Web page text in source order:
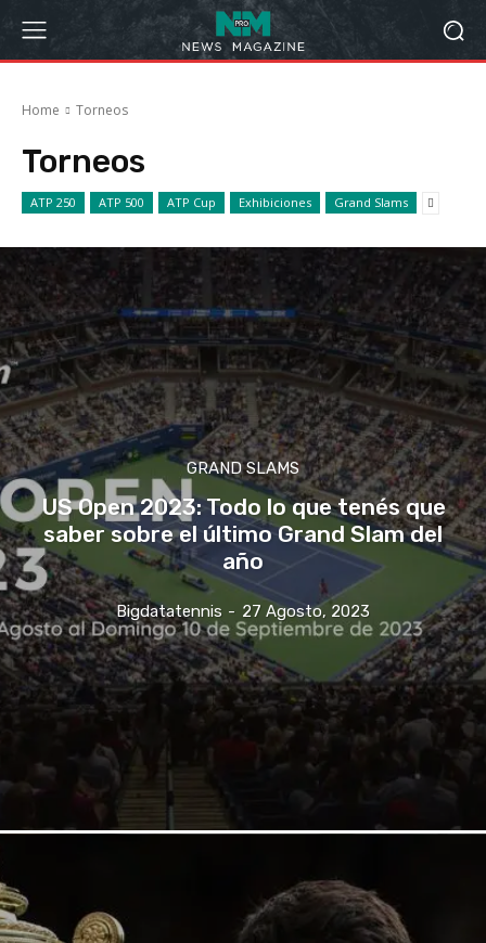
Home Torneos
Torneos
ATP 250 ATP 500 ATP Cup Exhibiciones Grand Slams
GRAND SLAMS
US Open 2023: Todo lo que tenés que
saber sobre el último Grand Slam del
año
Bigdatatennis - 27 Agosto, 2023